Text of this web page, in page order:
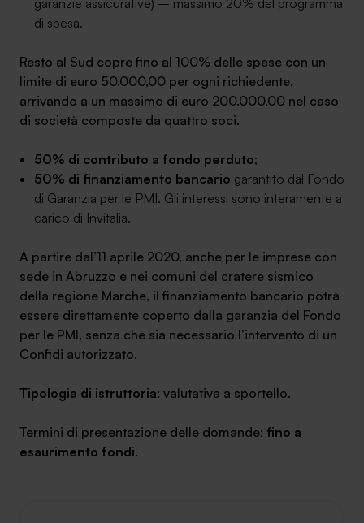
garanzie assicurative) – massimo 20% del programma
di spesa.
Resto al Sud copre fino al 100% delle spese con un
limite di euro 50.000,00 per ogni richiedente,
arrivando a un massimo di euro 200.000,00 nel caso
di società composte da quattro soci.
50% di contributo a fondo perduto;
50% di finanziamento bancario garantito dal Fondo
di Garanzia per le PMI. Gli interessi sono interamente a
carico di Invitalia.
A partire dal’11 aprile 2020, anche per le imprese con
sede in Abruzzo e nei comuni del cratere sismico
della regione Marche, il finanziamento bancario potrà
essere direttamente coperto dalla garanzia del Fondo
per le PMI, senza che sia necessario l’intervento di un
Confidi autorizzato.
Tipologia di istruttoria: valutativa a sportello.
Termini di presentazione delle domande: fino a
esaurimento fondi.